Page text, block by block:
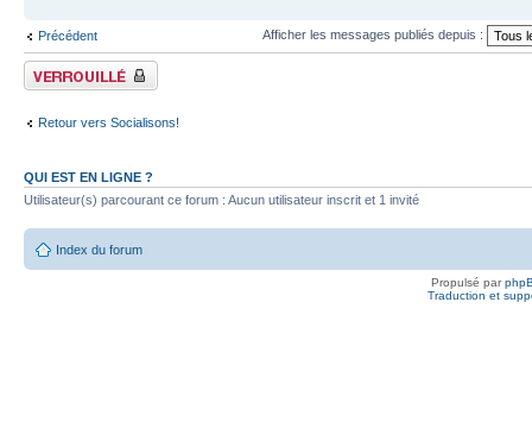
Précédent Afficher les messages publiés depuis :
Fil verrouillé
Retour vers Socialisons!
QUI EST EN LIGNE ?
Utilisateur(s) parcourant ce forum : Aucun utilisateur inscrit et 1 invité
Index du forum
Propulsé par
Traduction et